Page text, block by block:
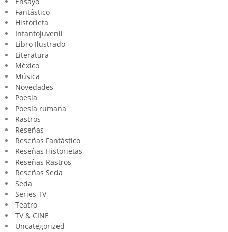
Fantástico
Historieta
Infantojuvenil
Libro Ilustrado
Literatura
México
Música
Novedades
Poesia
Poesía rumana
Rastros
Reseñas
Reseñas Fantástico
Reseñas Historietas
Reseñas Rastros
Reseñas Seda
Seda
Series TV
Teatro
TV & CINE
Uncategorized